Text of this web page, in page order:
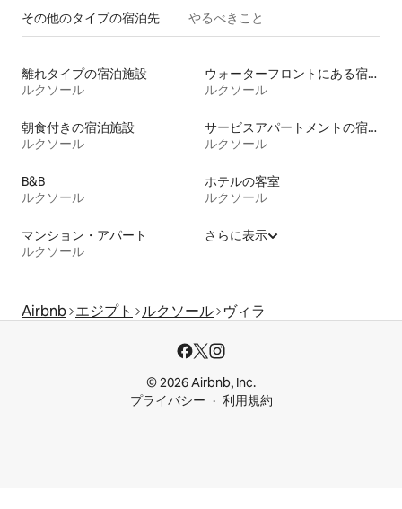
その他のタ⁠イ⁠プ⁠の宿⁠泊⁠先 やるべきこと
離れタイプの宿泊施設
ルクソール
ウォーターフロントにある宿泊施設
ルクソール
朝食付きの宿泊施設
ルクソール
サービスアパートメントの宿泊施設
ルクソール
B&B
ルクソール
ホテルの客室
ルクソール
マンション・アパート
ルクソール
さらに表示
Airbnb エジプト ルクソール ヴィラ
© 2026 Airbnb, Inc.
プライバシー
利用規約